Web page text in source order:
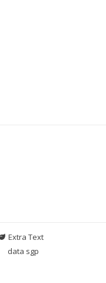
Extra Text
data sgp